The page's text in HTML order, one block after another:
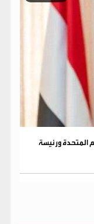
المتحدة ورئيسة